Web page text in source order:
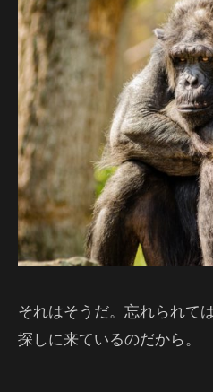
それはそうだ。忘れられて
探しに来ているのだから。